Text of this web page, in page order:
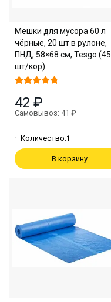
Мешки для мусора 60 л
чёрные, 20 шт в рулоне,
ПНД, 58×68 см, Tesgo (45
шт/кор)
42 ₽
Самовывоз: 41 ₽
Количество:1
В корзину